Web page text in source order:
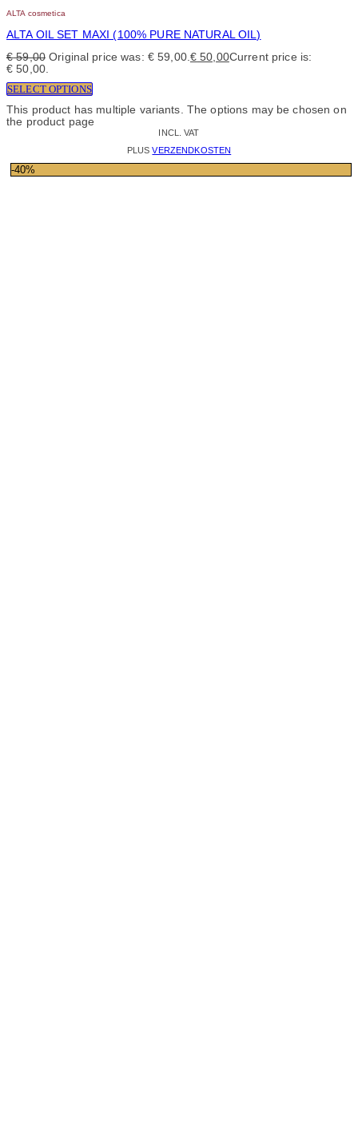
ALTA cosmetica
ALTA OIL SET MAXI (100% PURE NATURAL OIL)
€59,00 Original price was: € 59,00.€ 50,00Current price is:
€ 50,00.
SELECT OPTIONS
This product has multiple variants. The options may be chosen on
the product page
INCL. VAT
PLUSVERZENDKOSTEN
-40%